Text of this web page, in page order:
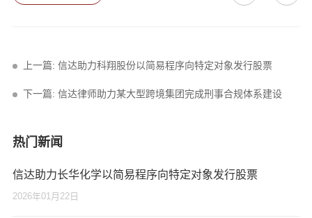
上一篇: 信达助力科翔股份以简易程序向特定对象发行股票
下一篇: 信达律师助力某大型跨境集团完成刑事合规体系建设
热门新闻
信达助力长华化学以简易程序向特定对象发行股票
2026年01月22日